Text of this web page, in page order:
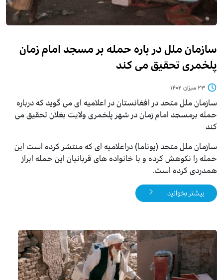
سازمان ملل در باره حمله بر مسجد امام زمان
پلخمری تحقیق می کند
۲۳ میزان ۱۴۰۲
سازمان ملل متحد در افغانستان در اعلامیه ای می گوید که درباره
حمله برمسجد امام زمان در شهر پلخمری ولایت بغلان تحقیق می
کند
سازمان ملل متحد (یوناما) دراعلامیه ای که منتشر کرده است این
حمله را نکوهش کرده و با خانواده های قربانیان این حمله ابراز
همدردی کرده است.
بیشتر بخوانید